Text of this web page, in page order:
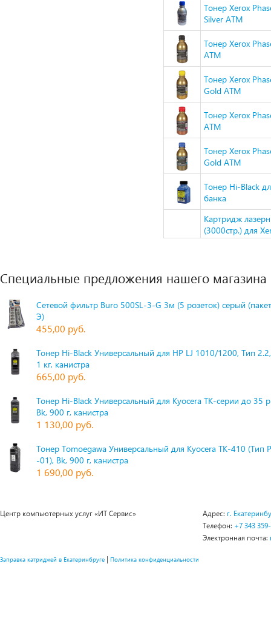
Тонер Xerox
Silver ATM
Тонер Xerox
ATM
Тонер Xerox
Gold ATM
Тонер Xerox
ATM
Тонер Xerox
Gold ATM
Тонер Hi-Black
банка
Картридж
(3000стр.) для
Специальные предложения нашего магазина
Сетевой фильтр Buro 500SL-3-G 3м (5 розеток) серый
Э)
455,00 руб.
Тонер Hi-Black Универсальный для HP LJ 1010/1200, Тип
1 кг, канистра
665,00 руб.
Тонер Hi-Black Универсальный для Kyocera TK-серии до 35
Bk, 900 г, канистра
1 130,00 руб.
Тонер Tomoegawa Универсальный для Kyocera TK-410 (Тип
-01), Bk, 900 г, канистра
1 690,00 руб.
Центр компьютерных услуг «ИТ Сервис» Адрес: г.
Телефон: +7 343
Электронная почта:
Заправка катриджей в Екатеринбруге | Политика конфиденциальности